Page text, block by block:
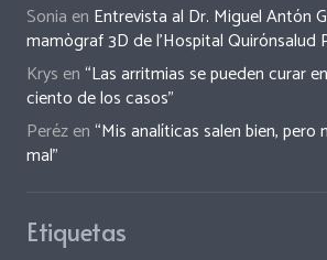
Sonia en Entrevista al Dr. Miguel Antón
mamògraf 3D de l’Hospital Quirónsalud
Krys en“Las arritmias se pueden curar
ciento de los casos”
Perézen“Mis analíticas salen bien,
mal”
Etiquetas